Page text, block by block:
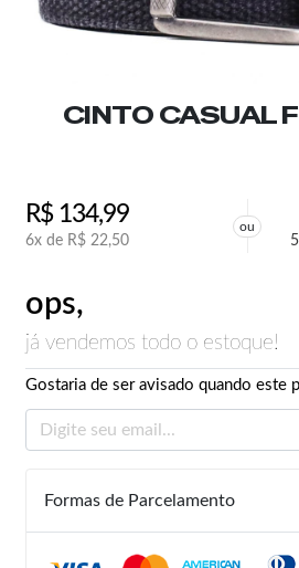
CINTO CASUAL
R$134,99
6x de R$ 22,50
ou
ops,
já vendemos todo o estoque!
Gostaria de ser avisado quando este
Formas de Parcelamento